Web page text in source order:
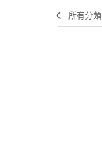
所有分類